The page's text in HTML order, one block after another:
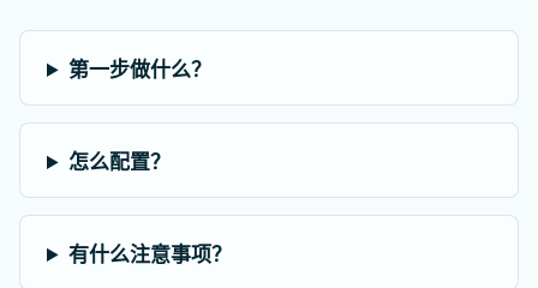
第一步做什么？
怎么配置？
有什么注意事项？